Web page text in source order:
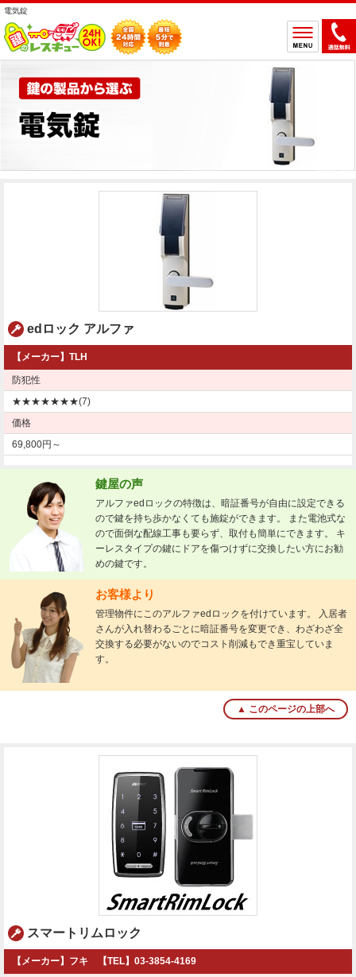
電気錠
ホーム
鍵のトラブルから選ぶ
鍵取付 鍵修理
デスク・ロッカー
鍵のメーカー・製品から選ぶ
シリンダー錠
補助錠（ワンドアツーロック）
電気錠
お車、バイクのメーカー・車種
簡易料金表 かんたん料金チェック
全国統一料金表
サービスについて
作業者の紹介
特殊開錠技術 設備紹介
作業車紹介
工事実績
よくあるご質問
法人向け提携サービス
セキュリティアドバイザーの紹介 地域貢献活動
お知らせ
プライバシーポリシー
サイトマップ
鍵のレスキュー 合鍵ショップ
edロック アルファ
【メーカー】TLH
防犯性
★★★★★★★(7)
価格
69,800円～
鍵屋の声
アルファedロックの特徴は、暗証番号が自由に設定できる
ので鍵を持ち歩かなくても施錠ができます。 また電池式な
ので面倒な配線工事も要らず、取付も簡単にできます。 キ
ーレスタイプの鍵にドアを傷つけずに交換したい方にお勧
めの鍵です。
お客様より
管理物件にこのアルファedロックを付けています。 入居者
さんが入れ替わるごとに暗証番号を変更でき、わざわざ全
交換する必要がないのでコスト削減もでき重宝していま
す。
▲ このページの上部へ
スマートリムロック
【メーカー】フキ 【TEL】03-3854-4169